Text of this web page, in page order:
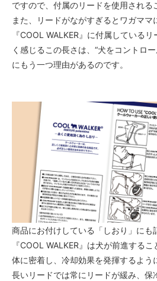
ですので、付属のリードを使用される
また、リードがながすぎるとワガママ
『COOL WALKER』に付属している
く感じるこの長さは、“犬をコントロ
にもう一つ理由があるのです。
商品にお付けしている「しおり」にも
『COOL WALKER』は犬が前進する
体に密着し、冷却効果を発揮するよう
長いリードでは常にリードが緩み、保